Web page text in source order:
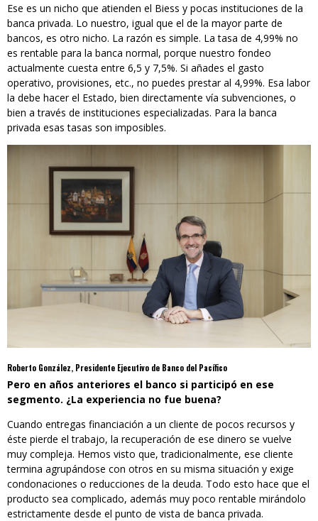
Ese es un nicho que atienden el Biess y pocas instituciones de la
banca privada. Lo nuestro, igual que el de la mayor parte de
bancos, es otro nicho. La razón es simple. La tasa de 4,99% no
es rentable para la banca normal, porque nuestro fondeo
actualmente cuesta entre 6,5 y 7,5%. Si añades el gasto
operativo, provisiones, etc., no puedes prestar al 4,99%. Esa labor
la debe hacer el Estado, bien directamente vía subvenciones, o
bien a través de instituciones especializadas. Para la banca
privada esas tasas son imposibles.
Roberto González, Presidente Ejecutivo de Banco del Pacífico
Pero en años anteriores el banco si participó en ese
segmento. ¿La experiencia no fue buena?
Cuando entregas financiación a un cliente de pocos recursos y
éste pierde el trabajo, la recuperación de ese dinero se vuelve
muy compleja. Hemos visto que, tradicionalmente, ese cliente
termina agrupándose con otros en su misma situación y exige
condonaciones o reducciones de la deuda. Todo esto hace que el
producto sea complicado, además muy poco rentable mirándolo
estrictamente desde el punto de vista de banca privada.